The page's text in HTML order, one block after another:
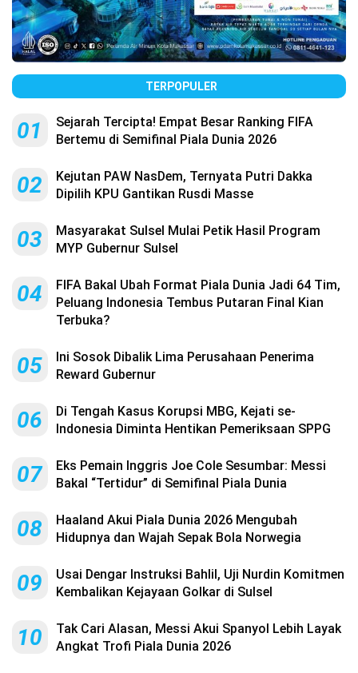
TERPOPULER
01
Sejarah Tercipta! Empat Besar Ranking FIFA
Bertemu di Semifinal Piala Dunia 2026
02
Kejutan PAW NasDem, Ternyata Putri Dakka
Dipilih KPU Gantikan Rusdi Masse
03
Masyarakat Sulsel Mulai Petik Hasil Program
MYP Gubernur Sulsel
04
FIFA Bakal Ubah Format Piala Dunia Jadi 64 Tim,
Peluang Indonesia Tembus Putaran Final Kian
Terbuka?
05
Ini Sosok Dibalik Lima Perusahaan Penerima
Reward Gubernur
06
Di Tengah Kasus Korupsi MBG, Kejati se-
Indonesia Diminta Hentikan Pemeriksaan SPPG
07
Eks Pemain Inggris Joe Cole Sesumbar: Messi
Bakal “Tertidur” di Semifinal Piala Dunia
08
Haaland Akui Piala Dunia 2026 Mengubah
Hidupnya dan Wajah Sepak Bola Norwegia
09
Usai Dengar Instruksi Bahlil, Uji Nurdin Komitmen
Kembalikan Kejayaan Golkar di Sulsel
10
Tak Cari Alasan, Messi Akui Spanyol Lebih Layak
Angkat Trofi Piala Dunia 2026